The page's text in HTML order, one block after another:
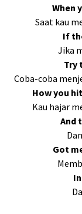
When
Saat kau
If
Jika
Try
Coba-coba
How you
Kau hajar
And
Got